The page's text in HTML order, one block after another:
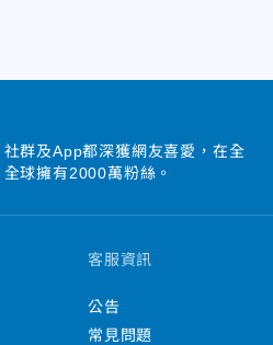
群及App都深獲網友喜愛，在全
球擁有2000萬粉絲。
客服資訊
公告
常見問題